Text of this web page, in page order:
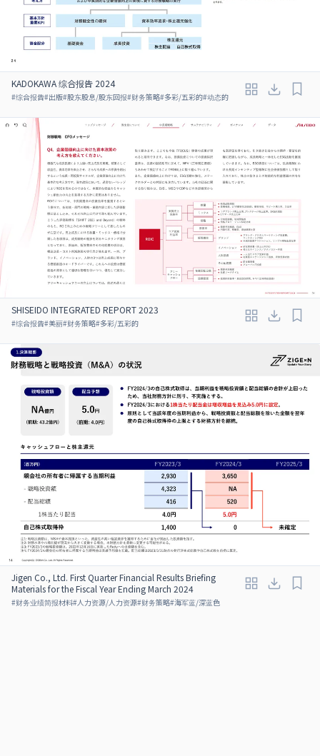
KADOKAWA 综合报告 2024
#综合报告#出版#股东股息/股东回报#财务策略#多彩/五彩的#动态的
SHISEIDO INTEGRATED REPORT 2023
#综合报告#美丽#财务策略#多彩/五彩的
Jigen Co., Ltd. First Quarter Financial Results Briefing
Materials for the Fiscal Year Ending March 2024
#财务业绩简报材料#人力资源/人力资源#财务策略#海军蓝/深蓝色